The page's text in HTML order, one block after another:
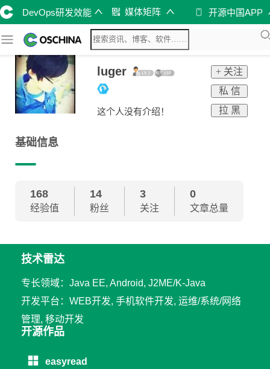
DevOps研发效能 媒体矩阵 开源中国APP
luger
这个人没有介绍！
+ 关注
私 信
拉 黑
基础信息
168
经验值
14
粉丝
3
关注
0
文章总量
技术雷达
专长领域：Java EE, Android, J2ME/K-Java
开发平台：WEB开发, 手机软件开发, 运维/系统/网络
管理, 移动开发
开源作品
easyread